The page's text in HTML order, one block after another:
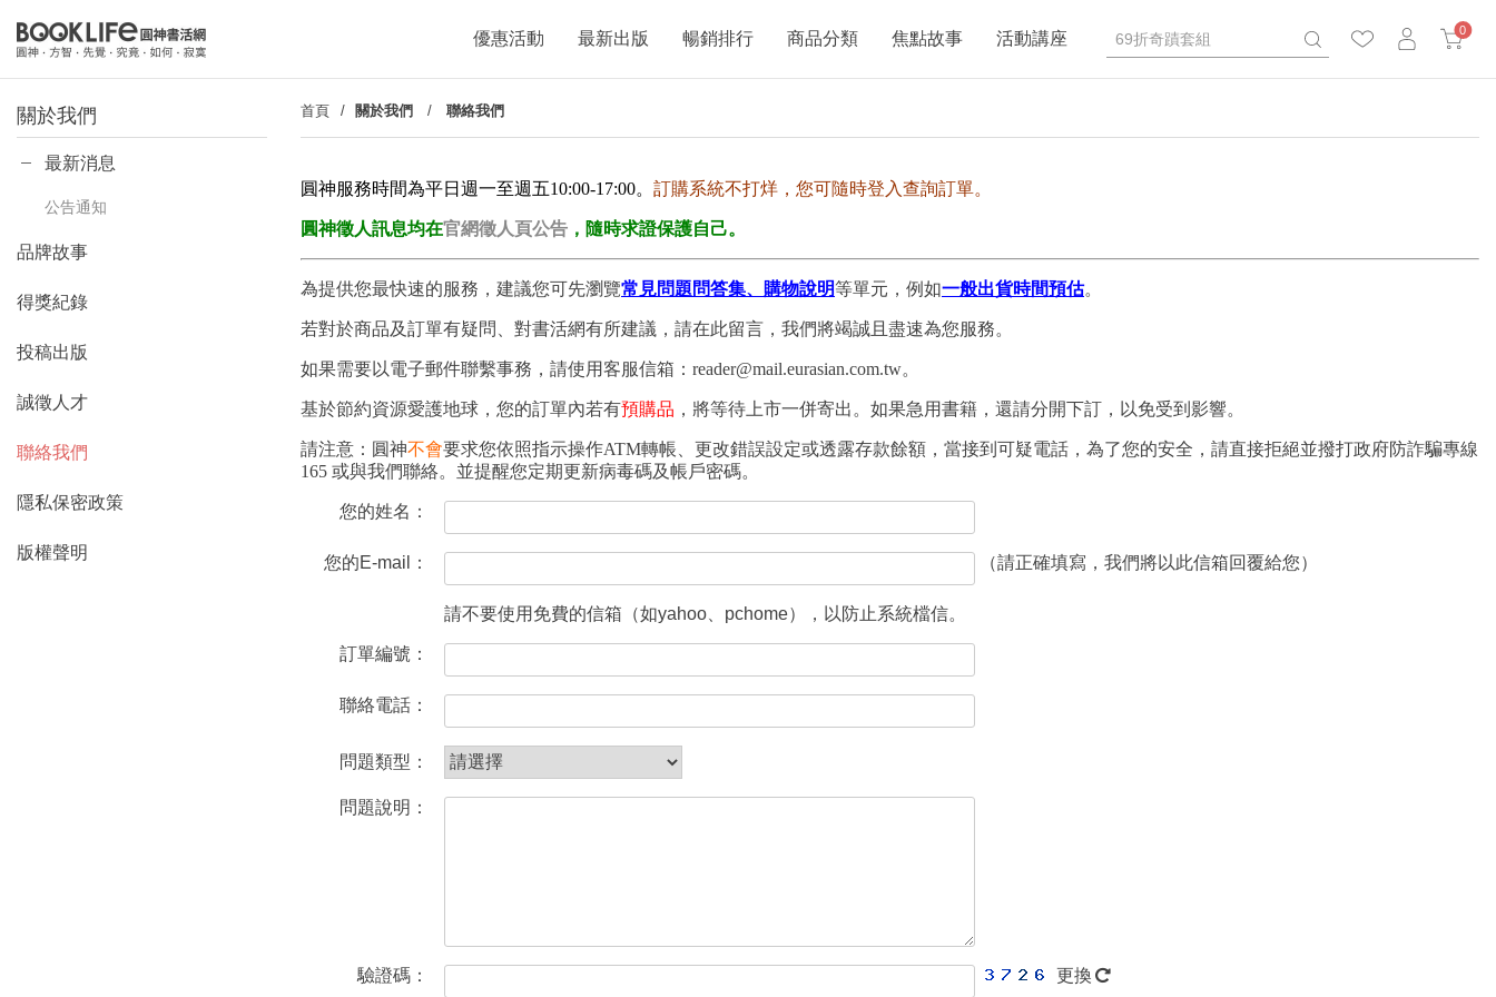
0
優惠活動 最新出版 暢銷排行 商品分類 焦點故事 活動講座
關於我們
最新消息
公告通知
品牌故事
得獎紀錄
投稿出版
誠徵人才
聯絡我們
隱私保密政策
版權聲明
首頁 關於我們 / 聯絡我們
圓神服務時間為平日週一至週五10:00-17:00。 訂購系統不打烊，您可隨時登入查詢訂單。
圓神徵人訊息均在官網徵人頁公告 ，隨時求證保護自己。
為提供您最快速的服務，建議您可先瀏覽常見問題問答集、購物說明等單元，例如一般出貨時間預估。
若對於商品及訂單有疑問、對書活網有所建議，請在此留言，我們將竭誠且盡速為您服務。
如果需要以電子郵件聯繫事務，請使用客服信箱：reader@mail.eurasian.com.tw。
基於節約資源愛護地球，您的訂單內若有預購品 ，將等待上市一併寄出。如果急用書籍，還請分開下訂，以免受到影響。
請注意：圓神不會要求您依照指示操作ATM轉帳、更改錯誤設定或透露存款餘額，當接到可疑電話，為了您的安全，請直接拒絕並撥打政府防詐騙專線
165 或與我們聯絡。並提醒您定期更新病毒碼及帳戶密碼。
您的姓名：
您的E-mail： （請正確填寫，我們將以此信箱回覆給您）
請不要使用免費的信箱（如yahoo、pchome），以防止系統檔信。
訂單編號：
聯絡電話：
問題類型：
問題說明：
驗證碼： 更換